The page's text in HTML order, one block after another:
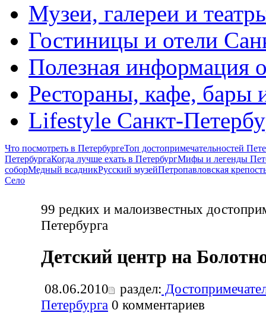
Музеи, галереи и
Гостиницы и отели
Полезная информация
Рестораны, кафе, бары
Lifestyle Санкт-
Что посмотреть в ПетербургеТоп достопримечательностей
ПетербургаКогда лучше ехать в ПетербургМифы и легенды
соборМедный всадникРусский музейПетропавловская
Село
99 редких и малоизвестных
Петербурга
Детский центр на
08.06.2010 раздел:
Петербурга 0 комментариев